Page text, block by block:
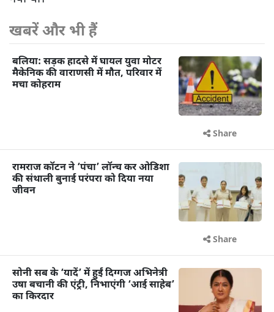
खबरें और भी हैं
बलिया: सड़क हादसे में घायल युवा मोटर
मैकेनिक की वाराणसी में मौत, परिवार में
मचा कोहराम
Share
रामराज कॉटन ने ‘पंचा’ लॉन्च कर ओडिशा
की संथाली बुनाई परंपरा को दिया नया
जीवन
Share
सोनी सब के ‘यादें’ में हुईं दिग्गज अभिनेत्री
उषा बचानी की एंट्री, निभाएंगी ‘आई साहेब’
का किरदार